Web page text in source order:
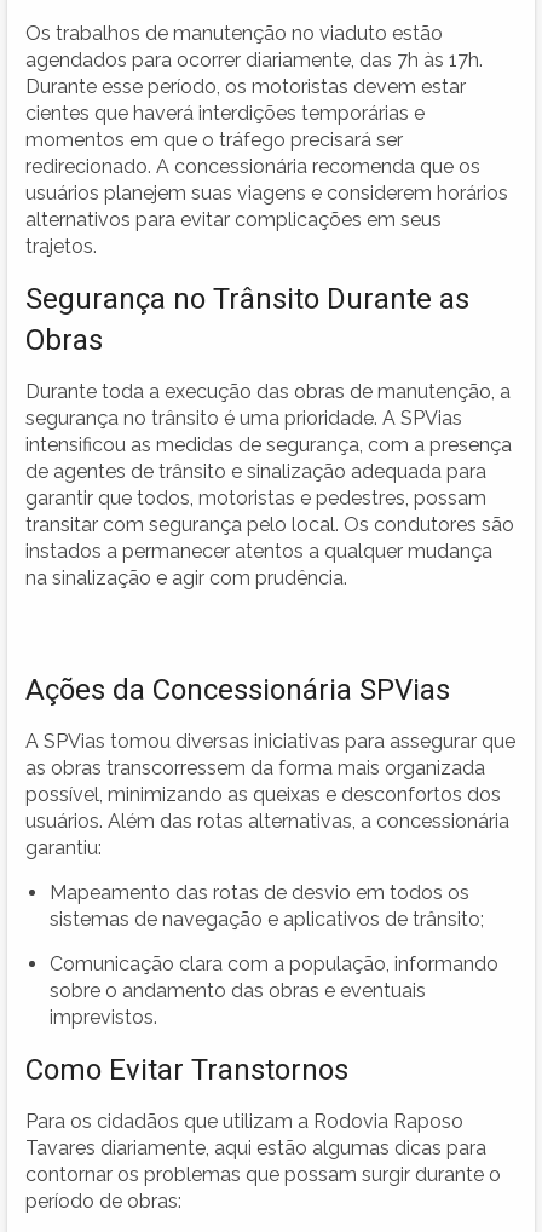
Os trabalhos de manutenção no viaduto estão
agendados para ocorrer diariamente, das 7h às 17h.
Durante esse período, os motoristas devem estar
cientes que haverá interdições temporárias e
momentos em que o tráfego precisará ser
redirecionado. A concessionária recomenda que os
usuários planejem suas viagens e considerem horários
alternativos para evitar complicações em seus
trajetos.
Segurança no Trânsito Durante as
Obras
Durante toda a execução das obras de manutenção, a
segurança no trânsito é uma prioridade. A SPVias
intensificou as medidas de segurança, com a presença
de agentes de trânsito e sinalização adequada para
garantir que todos, motoristas e pedestres, possam
transitar com segurança pelo local. Os condutores são
instados a permanecer atentos a qualquer mudança
na sinalização e agir com prudência.
Ações da Concessionária SPVias
A SPVias tomou diversas iniciativas para assegurar que
as obras transcorressem da forma mais organizada
possível, minimizando as queixas e desconfortos dos
usuários. Além das rotas alternativas, a concessionária
garantiu:
Mapeamento das rotas de desvio em todos os
sistemas de navegação e aplicativos de trânsito;
Comunicação clara com a população, informando
sobre o andamento das obras e eventuais
imprevistos.
Como Evitar Transtornos
Para os cidadãos que utilizam a Rodovia Raposo
Tavares diariamente, aqui estão algumas dicas para
contornar os problemas que possam surgir durante o
período de obras: